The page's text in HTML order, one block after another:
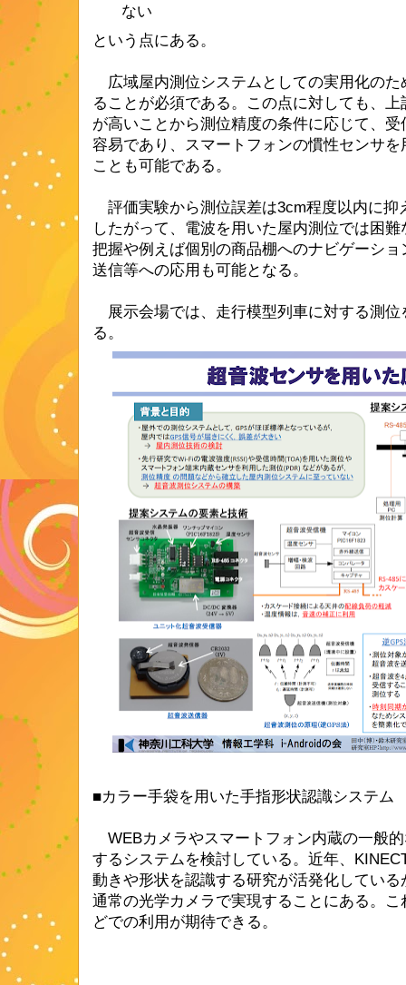
ない
という点にある。
広域屋内測位システムとしての実用化のた
ることが必須である。この点に対しても、
が高いことから測位精度の条件に応じて、
容易であり、スマートフォンの慣性センサ
ことも可能である。
評価実験から測位誤差は3cm程度以内に抑
したがって、電波を用いた屋内測位では困
把握や例えば個別の商品棚へのナビゲーシ
送信等への応用も可能となる。
展示会場では、走行模型列車に対する測位
る。
■カラー手袋を用いた手指形状認識システム
WEBカメラやスマートフォン内蔵の一般
するシステムを検討している。近年、
動きや形状を認識する研究が活発化してい
通常の光学カメラで実現することにある。
どでの利用が期待できる。